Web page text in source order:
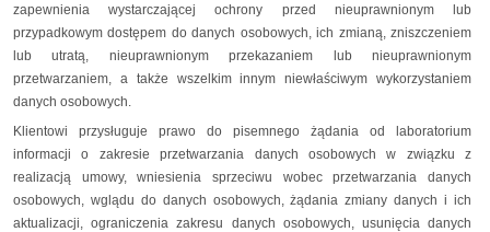
zapewnienia wystarczającej ochrony przed nieuprawnionym lub
przypadkowym dostępem do danych osobowych, ich zmianą, zniszczeniem
lub utratą, nieuprawnionym przekazaniem lub nieuprawnionym
przetwarzaniem, a także wszelkim innym niewłaściwym wykorzystaniem
danych osobowych.
Klientowi przysługuje prawo do pisemnego żądania od laboratorium
informacji o zakresie przetwarzania danych osobowych w związku z
realizacją umowy, wniesienia sprzeciwu wobec przetwarzania danych
osobowych, wglądu do danych osobowych, żądania zmiany danych i ich
aktualizacji, ograniczenia zakresu danych osobowych, usunięcia danych